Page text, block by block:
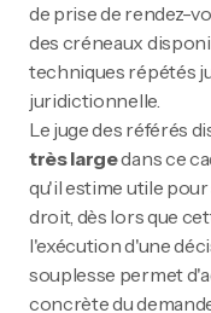
de prise de rendez-
des créneaux
techniques répétés
juridictionnelle.
Le juge des référés
très largedans ce
qu'il estime utile
droit, dès lors que
l'exécution d'une
souplesse permet
concrète du